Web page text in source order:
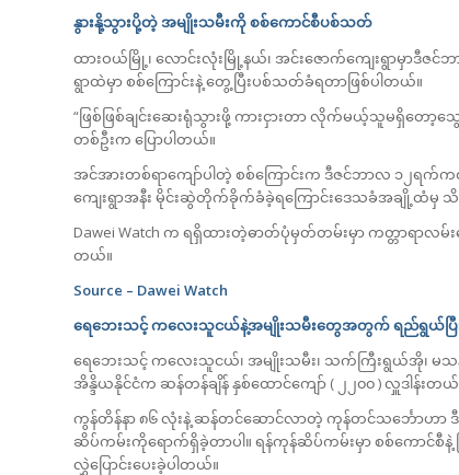
နွားနို့သွားပို့တဲ့ အမျိုးသမီးကို စစ်ကောင်စီပစ်သတ်
ထားဝယ်မြို့၊ လောင်းလုံးမြို့နယ်၊ အင်းဇောက်ကျေးရွာမှာဒီဇ
ရွာထဲမှာ စစ်ကြောင်းနဲ့ တွေ့ပြီးပစ်သတ်ခံရတာဖြစ်ပါတယ်။
“ဖြစ်ဖြစ်ချင်းဆေးရုံသွားဖို့ ကားငှားတာ လိုက်မယ့်သူမရှိတေ
တစ်ဦးက ပြောပါတယ်။
အင်အားတစ်ရာကျော်ပါတဲ့ စစ်ကြောင်းက ဒီဇင်ဘာလ ၁၂ရက်က
ကျေးရွာအနီး မိုင်းဆွဲတိုက်ခိုက်ခံခဲ့ရကြောင်းဒေသခံအချို့ထံမှ
Dawei Watch က ရရှိထားတဲ့ဓာတ်ပုံမှတ်တမ်းမှာ ကတ္တာရာလ
တယ်။
Source – Dawei Watch
ရေဘေးသင့် ကလေးသူငယ်နဲ့အမျိုးသမီးတွေအတွက် ရည်ရွယ်ပြီး
ရေဘေးသင့် ကလေးသူငယ်၊ အမျိုးသမီး၊ သက်ကြီးရွယ်အို၊ မ
အိန္ဒိယနိုင်ငံက ဆန်တန်ချိန် နှစ်ထောင်ကျော် ( ၂၂၀၀ ) လှူဒါန်း
ကွန်တိန်နာ ၈၆ လုံးနဲ့ ဆန်တင်ဆောင်လာတဲ့ ကုန်တင်သင်္ဘောဟာ
ဆိပ်ကမ်းကိုရောက်ရှိခဲ့တာပါ။ ရန်ကုန်ဆိပ်ကမ်းမှာ စစ်ကောင်စီနဲ့
လွှဲပြောင်းပေးခဲ့ပါတယ်။